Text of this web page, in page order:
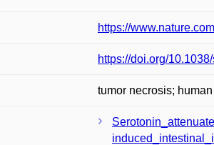
https://
https://doi.org/
tumor necrosis;